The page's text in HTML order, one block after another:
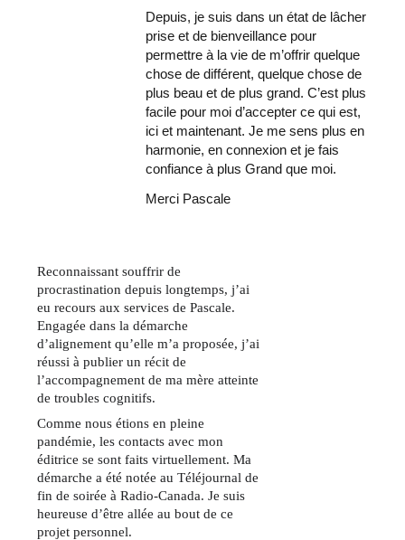
Depuis, je suis dans un état de lâcher
prise et de bienveillance pour
permettre à la vie de m’offrir quelque
chose de différent, quelque chose de
plus beau et de plus grand. C’est plus
facile pour moi d’accepter ce qui est,
ici et maintenant. Je me sens plus en
harmonie, en connexion et je fais
confiance à plus Grand que moi.
Merci Pascale
Reconnaissant souffrir de
procrastination depuis longtemps, j’ai
eu recours aux services de Pascale.
Engagée dans la démarche
d’alignement qu’elle m’a proposée, j’ai
réussi à publier un récit de
l’accompagnement de ma mère atteinte
de troubles cognitifs.
Comme nous étions en pleine
pandémie, les contacts avec mon
éditrice se sont faits virtuellement. Ma
démarche a été notée au Téléjournal de
fin de soirée à Radio-Canada. Je suis
heureuse d’être allée au bout de ce
projet personnel.